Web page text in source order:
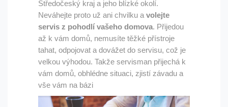
Středočeský kraj a jeho blízké okolí.
Neváhejte proto už ani chvilku a volejte
servis z pohodlí vašeho domova. Přijedou
až k vám domů, nemusíte těžké přístroje
tahat, odpojovat a dovážet do servisu, což je
velkou výhodou. Takže servisman přijechá k
vám domů, obhlédne situaci, zjistí závadu a
vše vám na bázi